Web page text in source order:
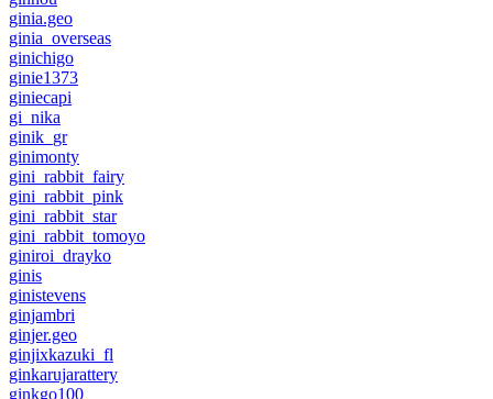
ginia.geo
ginia_overseas
ginichigo
ginie1373
giniecapi
gi_nika
ginik_gr
ginimonty
gini_rabbit_fairy
gini_rabbit_pink
gini_rabbit_star
gini_rabbit_tomoyo
giniroi_drayko
ginis
ginistevens
ginjambri
ginjer.geo
ginjixkazuki_fl
ginkarujarattery
ginkgo100